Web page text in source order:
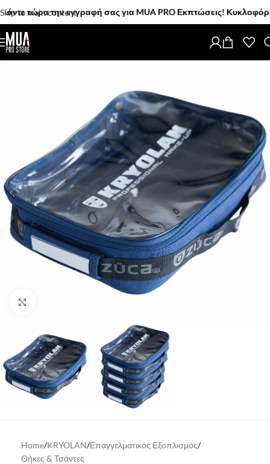
Skip to main content
τώρα την εγγραφή σας για MUA PRO Εκπτώσεις!
Home/KRYOLAN/Επαγγελματικός Εξοπλισμός/
Θήκες & Τσάντες